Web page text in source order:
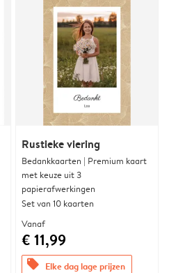
Rustieke viering
Bedankkaarten | Premium kaart
met keuze uit 3
papierafwerkingen
Set van 10 kaarten
Vanaf
€ 11,99
offers Elke dag lage prijzen